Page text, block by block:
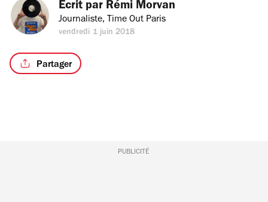
Écrit par Rémi Morvan
Journaliste, Time Out Paris
vendredi 1 juin 2018
Partager
PUBLICITÉ